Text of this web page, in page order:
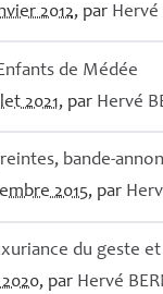
2012, par Hervé
de Médée
2021, par Hervé
bande-
2015, par
du geste
, par Hervé